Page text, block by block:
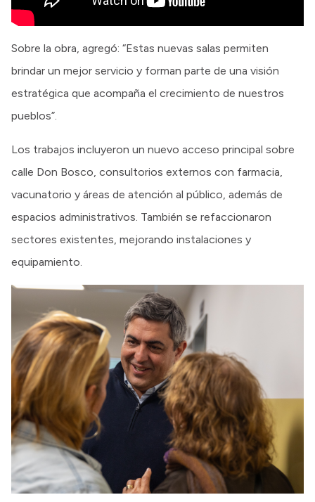
Sobre la obra, agregó: “Estas nuevas salas permiten
brindar un mejor servicio y forman parte de una visión
estratégica que acompaña el crecimiento de nuestros
pueblos”.
Los trabajos incluyeron un nuevo acceso principal sobre
calle Don Bosco, consultorios externos con farmacia,
vacunatorio y áreas de atención al público, además de
espacios administrativos. También se refaccionaron
sectores existentes, mejorando instalaciones y
equipamiento.